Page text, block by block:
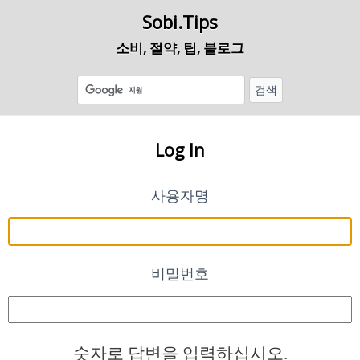
Sobi.Tips
소비, 절약, 팁, 블로그
Log In
사용자명
비밀번호
숫자로 답변을 입력하십시오.